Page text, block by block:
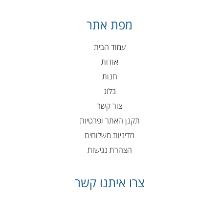
מפת אתר
עמוד הבית
אודות
חנות
בלוג
צור קשר
תקנן האתר ופרטיות
מדיניות משלוחים
הצהרת נגישות
צרו איתנו קשר